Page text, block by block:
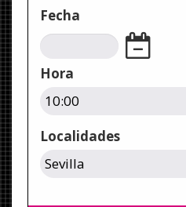
Fecha
Hora
Localidades